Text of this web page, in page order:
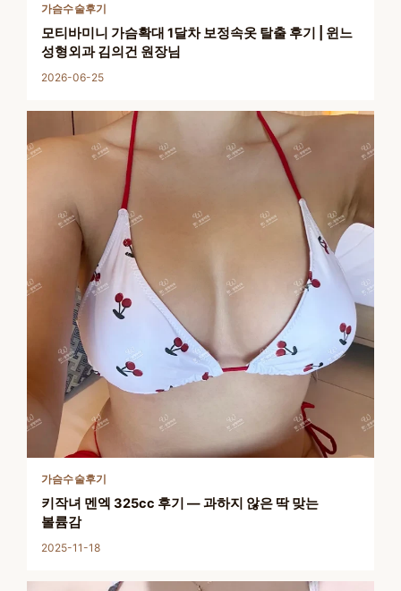
가슴수술후기
모티바미니 가슴확대 1달차 보정속옷 탈출 후기 | 윈느
성형외과 김의건 원장님
2026-06-25
가슴수술후기
키작녀 멘엑 325cc 후기 — 과하지 않은 딱 맞는
볼륨감
2025-11-18